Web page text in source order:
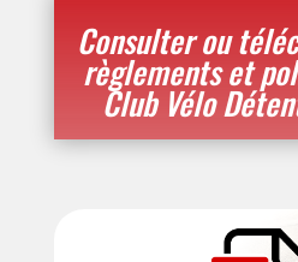
Consulter ou
règlements et
Club Vélo